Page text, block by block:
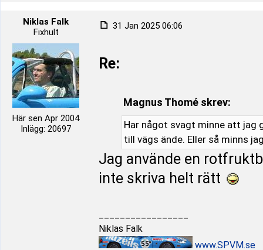
Niklas Falk
Fixhult
Här sen Apr 2004
Inlägg: 20697
31 Jan 2025 06:06
Re:
Magnus Thomé skrev:
Har något svagt minne att jag
till vägs ände. Eller så minns
Jag använde en
inte skriva helt rätt
Niklas Falk
www.SPVM.se